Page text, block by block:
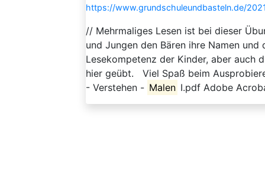
https://www.grundschuleundbasteln.de/
// Mehrmaliges Lesen ist bei dieser
und Jungen den Bären ihre Namen
Lesekompetenz der Kinder, aber auch
hier geübt. Viel Spaß beim
- Verstehen - Malen I.pdf Adobe